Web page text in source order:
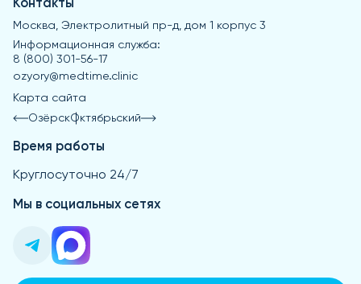
Контакты
Москва, Электролитный пр-д, дом 1 корпус 3
Информационная служба:
8 (800) 301-56-17
ozyory@medtime.clinic
Карта сайта
ОзёрскОктябрьский
Время работы
Круглосуточно 24/7
Мы в социальных сетях